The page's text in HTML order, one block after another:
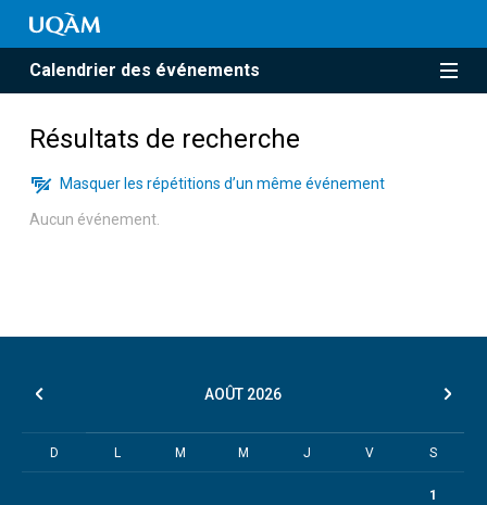
Calendrier des événements
Résultats de recherche
Masquer les répétitions d’un même événement
Aucun événement.
AOÛT 2026
D L M M J V S
1